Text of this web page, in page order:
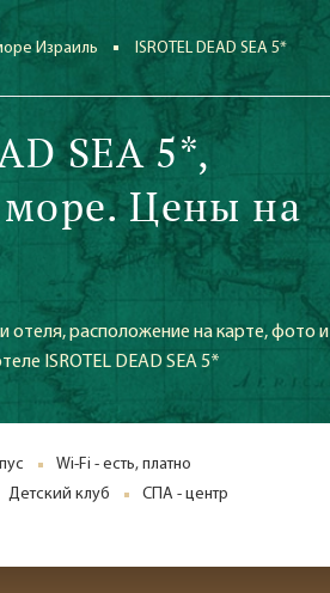
Израиль ISROTEL DEAD SEA 5*
SEA 5*,
Цены на
отеля, расположение на карте, фото и
ISROTEL DEAD SEA 5*
Wi-Fi - есть, платно
Детский клуб
СПА - центр